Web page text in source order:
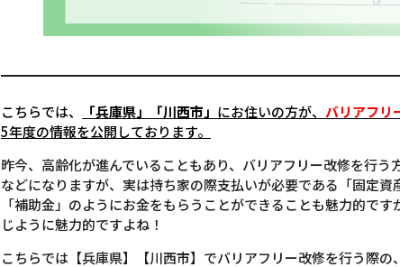
こちらでは、 「兵庫県」「川西市」 にお住いの方が、 バリアフリ
5年度の情報を公開しております。
昨今、高齢化が進んでいることもあり、バリアフリー改修を行う
などになりますが、実は持ち家の際支払いが必要である「固定資
「補助金」のようにお金をもらうことができることも魅力的で
じように魅力的ですよね！
こちらでは【兵庫県】【川西市】でバリアフリー改修を行う際